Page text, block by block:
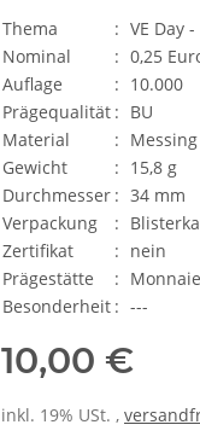
Thema
: VE Day
Nominal
: 0,25
Auflage
: 10.000
Prägequalität : BU
Material
: Messing
Gewicht
: 15,8 g
Durchmesser : 34 mm
Verpackung
:
Zertifikat
: nein
Prägestätte
:
Besonderheit : ---
10,00 €
inkl. 19% USt. ,